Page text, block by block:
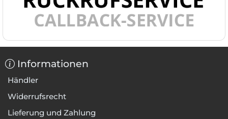
Informationen
Händler
Widerrufsrecht
Lieferung und Zahlung